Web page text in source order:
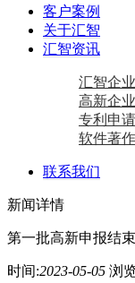
客户案例
关于汇智
汇智资讯
汇智企
高新企
专利申
软件著
联系我们
新闻详情
第一批高新申报结
时间:2023-05-05 浏